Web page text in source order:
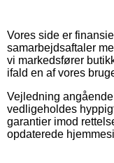
Vores side er
samarbejdsaftaler
vi markedsfører
ifald en af vores
Vejledning
vedligeholdes
garantier imod
opdaterede